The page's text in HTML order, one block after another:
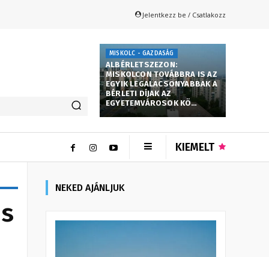
Jelentkezz be / Csatlakozz
MISKOLC - GAZDASÁG
ALBÉRLETSZEZON:
MISKOLCON TOVÁBBRA IS AZ
EGYIK LEGALACSONYABBAK A
BÉRLETI DÍJAK AZ
EGYETEMVÁROSOK KÖ…
KIEMELT
NEKED AJÁNLJUK